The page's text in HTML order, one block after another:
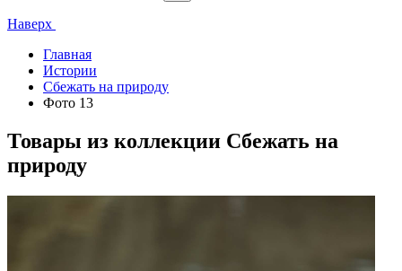
Наверх
Главная
Истории
Сбежать на природу
Фото 13
Товары из коллекции Сбежать на
природу